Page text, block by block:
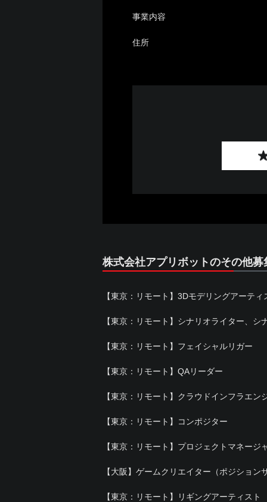
事業内容
住所
株式会社アプリボットのその他募
【東京：リモート】3Dモデリングアーテ
【東京：リモート】シナリオライター、シ
【東京：リモート】フェイシャルリガー
【東京：リモート】QAリーダー
【東京：リモート】クラウドインフラエン
【東京：リモート】コンポジター
【東京：リモート】プロジェクトマネージ
【大阪】ゲームクリエイター（ポジション
【東京：リモート】リギングアーティスト